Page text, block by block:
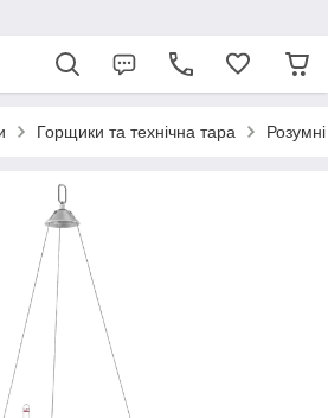
Горщики та технічна тара